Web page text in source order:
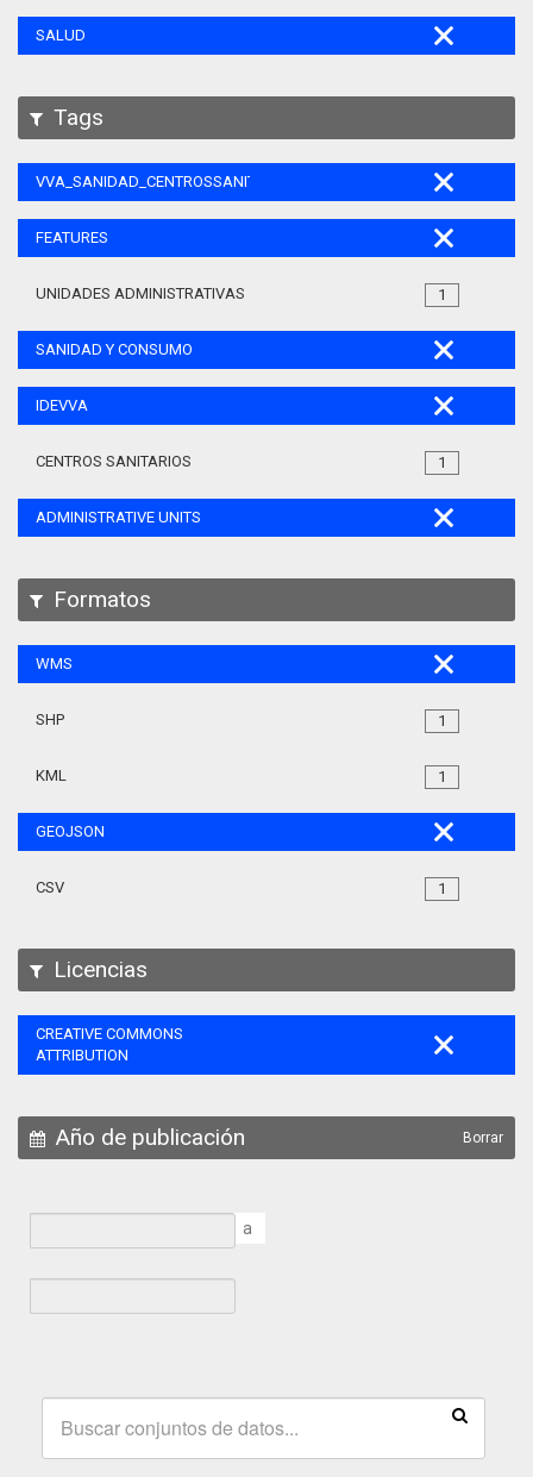
SALUD
Tags
VVA_SANIDAD_CENTROSSANITARIOS_105
FEATURES
1
UNIDADES ADMINISTRATIVAS
SANIDAD Y CONSUMO
IDEVVA
1
CENTROS SANITARIOS
ADMINISTRATIVE UNITS
Formatos
WMS
1
SHP
1
KML
GEOJSON
1
CSV
Licencias
CREATIVE COMMONS
ATTRIBUTION
Año de publicación Borrar
a